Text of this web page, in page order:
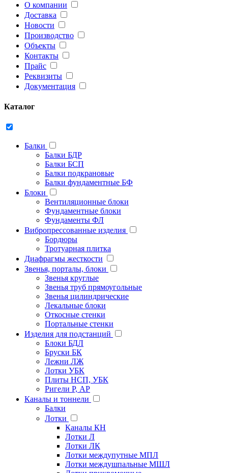
О компании
Доставка
Новости
Производство
Объекты
Контакты
Прайс
Реквизиты
Документация
Каталог
Балки
Балки БДР
Балки БСП
Балки подкрановые
Балки фундаментные БФ
Блоки
Вентиляционные блоки
Фундаментные блоки
Фундаменты ФЛ
Вибропрессованные изделия
Бордюры
Тротуарная плитка
Диафрагмы жесткости
Звенья, порталы, блоки
Звенья круглые
Звенья труб прямоугольные
Звенья цилиндрические
Лекальные блоки
Откосные стенки
Портальные стенки
Изделия для подстанций
Блоки БДЛ
Бруски БК
Лежни ЛЖ
Лотки УБК
Плиты НСП, УБК
Ригели Р, АР
Каналы и тоннели
Балки
Лотки
Каналы КН
Лотки Л
Лотки ЛК
Лотки междупутные МПЛ
Лотки междушпальные МШЛ